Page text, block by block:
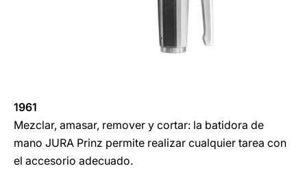
1961
Mezclar, amasar, remover y cortar: la batidora de
mano JURA Prinz permite realizar cualquier tarea con
el accesorio adecuado.